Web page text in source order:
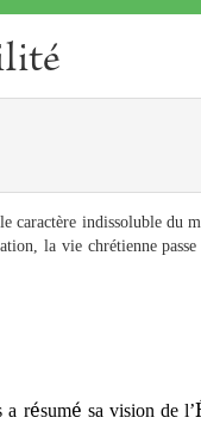
caractère indissoluble du
la vie chrétienne
a résumé sa vision de l’